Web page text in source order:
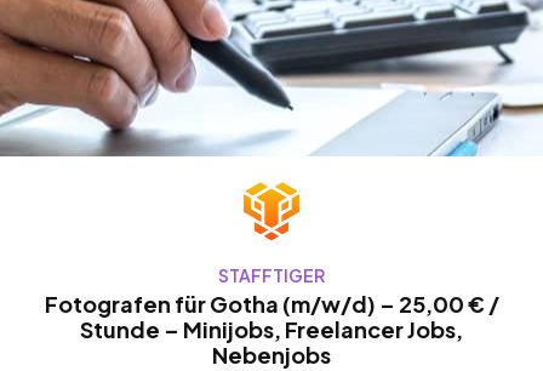
STAFFTIGER
Fotografen für Gotha (m/w/d) – 25,00 € /
Stunde – Minijobs, Freelancer Jobs,
Nebenjobs